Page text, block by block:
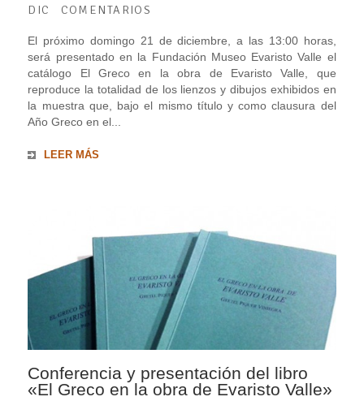
DIC COMENTARIOS
El próximo domingo 21 de diciembre, a las 13:00 horas,
será presentado en la Fundación Museo Evaristo Valle el
catálogo El Greco en la obra de Evaristo Valle, que
reproduce la totalidad de los lienzos y dibujos exhibidos en
la muestra que, bajo el mismo título y como clausura del
Año Greco en el...
LEER MÁS
Conferencia y presentación del libro
«El Greco en la obra de Evaristo Valle»